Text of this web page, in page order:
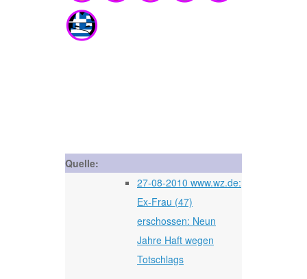
Quelle:
27-08-2010 www.wz.de:
Ex-Frau (47)
erschossen: Neun
Jahre Haft wegen
Totschlags